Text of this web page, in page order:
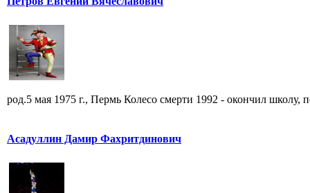
род.5 мая 1975 г., Пермь Колесо смерти 1992 - окончил школу,
Асадуллин Дамир Фахритдинович